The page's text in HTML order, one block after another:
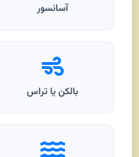
آسانسور
بالکن یا تراس